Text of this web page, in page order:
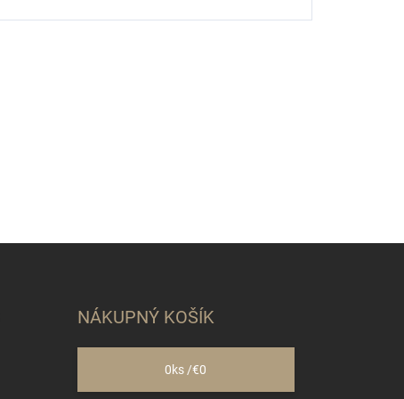
NÁKUPNÝ KOŠÍK
0ks /€0